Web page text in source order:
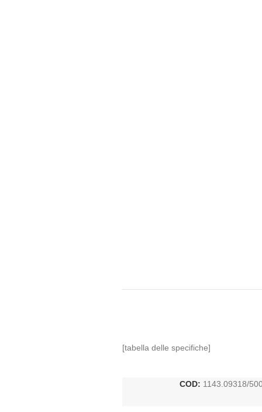
[tabella delle specifiche]
COD: 1143.09318/